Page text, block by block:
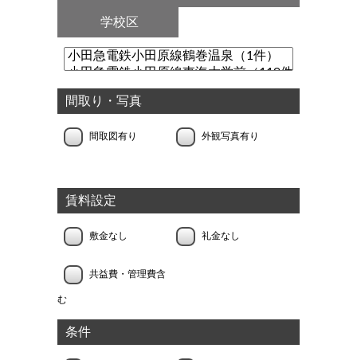
学校区
間取り・写真
間取図有り 外観写真有り
賃料設定
敷金なし 礼金なし
共益費・管理費含
む
条件